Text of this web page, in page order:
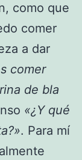
como que
comer
a dar
comer
de bla
«¿Y qué
. Para mí